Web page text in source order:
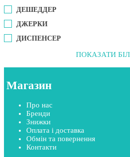
ДЕШЕДДЕР
ДЖЕРКИ
ДИСПЕНСЕР
ПОКАЗАТИ
Магазин
Про нас
Бренди
Знижки
Оплата і доставка
Обмін та повернення
Контакти